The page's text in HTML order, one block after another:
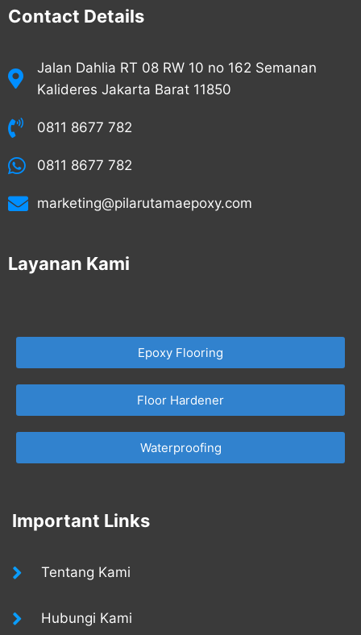
Contact Details
Jalan Dahlia RT 08 RW 10 no 162 Semanan
Kalideres Jakarta Barat 11850
0811 8677 782
0811 8677 782
marketing@pilarutamaepoxy.com
Layanan Kami
Epoxy Flooring
Floor Hardener
Waterproofing
Important Links
Tentang Kami
Hubungi Kami